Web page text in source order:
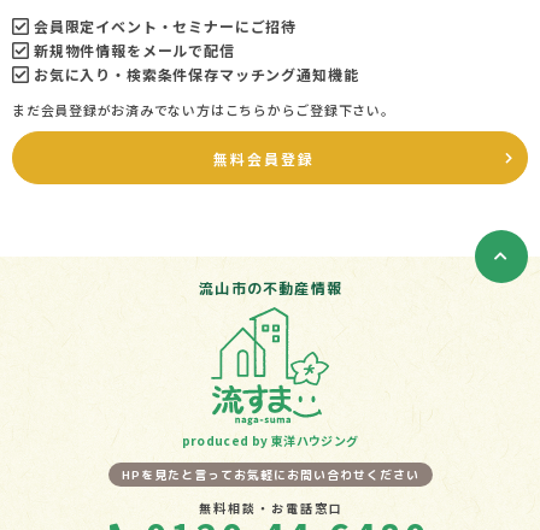
会員限定イベント・セミナーにご招待
新規物件情報をメールで配信
お気に入り・検索条件保存マッチング通知機能
まだ会員登録がお済みでない方はこちらからご登録下さい。
無料会員登録
流山市の不動産情報
produced by 東洋ハウジング
HPを見たと言ってお気軽にお問い合わせください
無料相談・お電話窓口